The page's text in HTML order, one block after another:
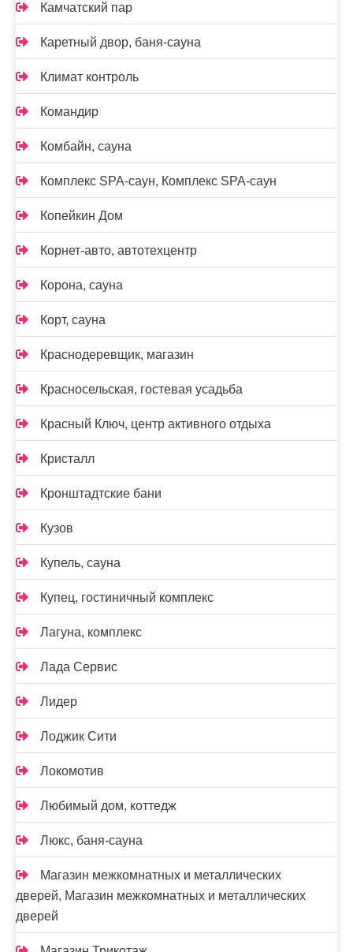
Камчатский пар
Каретный двор, баня-сауна
Климат контроль
Командир
Комбайн, сауна
Комплекс SPA-саун, Комплекс SPA-саун
Копейкин Дом
Корнет-авто, автотехцентр
Корона, сауна
Корт, сауна
Краснодеревщик, магазин
Красносельская, гостевая усадьба
Красный Ключ, центр активного отдыха
Кристалл
Кронштадтские бани
Кузов
Купель, сауна
Купец, гостиничный комплекс
Лагуна, комплекс
Лада Сервис
Лидер
Лоджик Сити
Локомотив
Любимый дом, коттедж
Люкс, баня-сауна
Магазин межкомнатных и металлических
дверей, Магазин межкомнатных и металлических
дверей